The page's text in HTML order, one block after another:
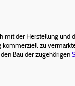
mit der Herstellung und
zu
Bau der zugehörigen